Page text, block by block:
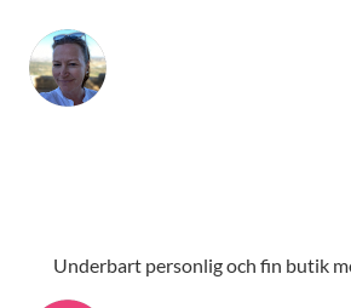
Underbart personlig och fin butik